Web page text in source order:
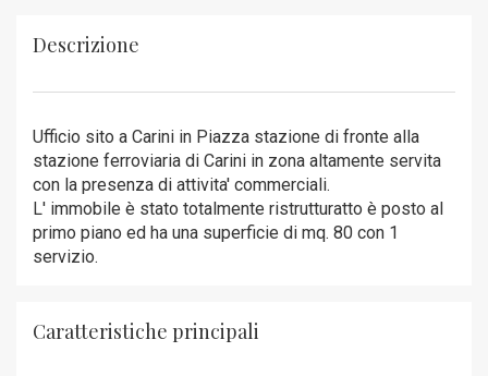
Descrizione
Ufficio sito a Carini in Piazza stazione di fronte alla
stazione ferroviaria di Carini in zona altamente servita
con la presenza di attivita' commerciali.
L' immobile è stato totalmente ristrutturatto è posto al
primo piano ed ha una superficie di mq. 80 con 1
servizio.
Caratteristiche principali